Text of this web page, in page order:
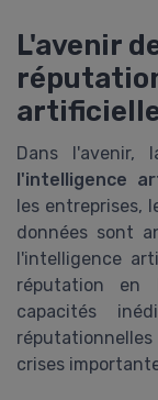
L'avenir
Dans l'avenir,
l'intelligence
les entreprises,
données sont
l'intelligence
réputation en
capacités
crises